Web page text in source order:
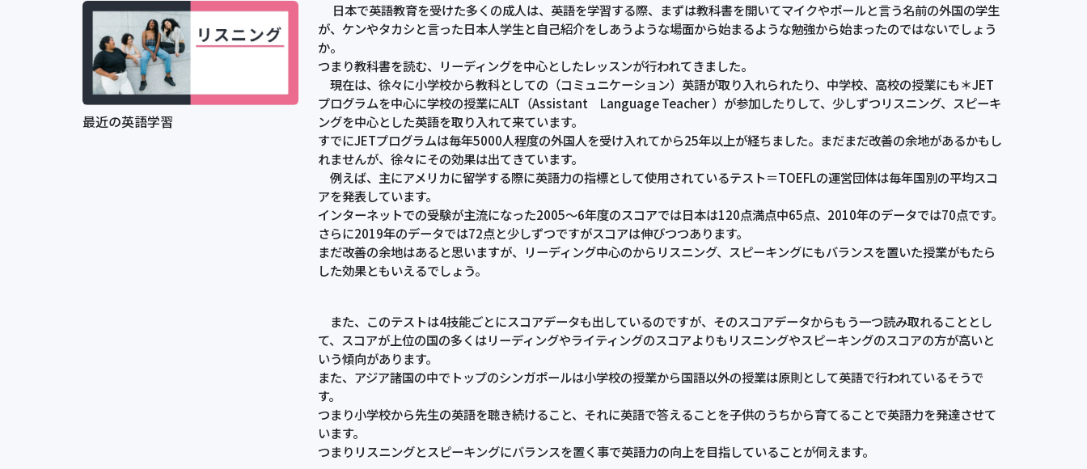
最近の英語学習
日本で英語教育を受けた多くの成人は、英語を学習する際、まずは教科書を開いてマイクやポールと言う名前の外国の学生
が、ケンやタカシと言った日本人学生と自己紹介をしあうような場面から始まるような勉強から始まったのではないでしょう
か。
つまり教科書を読む、リーディングを中心としたレッスンが行われてきました。
現在は、徐々に小学校から教科としての（コミュニケーション）英語が取り入れられたり、中学校、高校の授業にも＊JET
プログラムを中心に学校の授業にALT（Assistant Language Teacher ）が参加したりして、少しずつリスニング、スピーキ
ングを中心とした英語を取り入れて来ています。
すでにJETプログラムは毎年5000人程度の外国人を受け入れてから25年以上が経ちました。まだまだ改善の余地があるかもし
れませんが、徐々にその効果は出てきています。
例えば、主にアメリカに留学する際に英語力の指標として使用されているテスト＝TOEFLの運営団体は毎年国別の平均スコ
アを発表しています。
インターネットでの受験が主流になった2005～6年度のスコアでは日本は120点満点中65点、2010年のデータでは70点です。
さらに2019年のデータでは72点と少しずつですがスコアは伸びつつあります。
まだ改善の余地はあると思いますが、リーディング中心のからリスニング、スピーキングにもバランスを置いた授業がもたら
した効果ともいえるでしょう。
また、このテストは4技能ごとにスコアデータも出しているのですが、そのスコアデータからもう一つ読み取れることとし
て、スコアが上位の国の多くはリーディングやライティングのスコアよりもリスニングやスピーキングのスコアの方が高いと
いう傾向があります。
また、アジア諸国の中でトップのシンガポールは小学校の授業から国語以外の授業は原則として英語で行われているそうで
す。
つまり小学校から先生の英語を聴き続けること、それに英語で答えることを子供のうちから育てることで英語力を発達させて
います。
つまりリスニングとスピーキングにバランスを置く事で英語力の向上を目指していることが伺えます。